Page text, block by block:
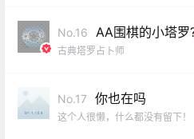
No.16 AA围棋的小塔罗
古典塔罗占卜师
No.17 你也在吗
这个人很懒，什么都没有留下！